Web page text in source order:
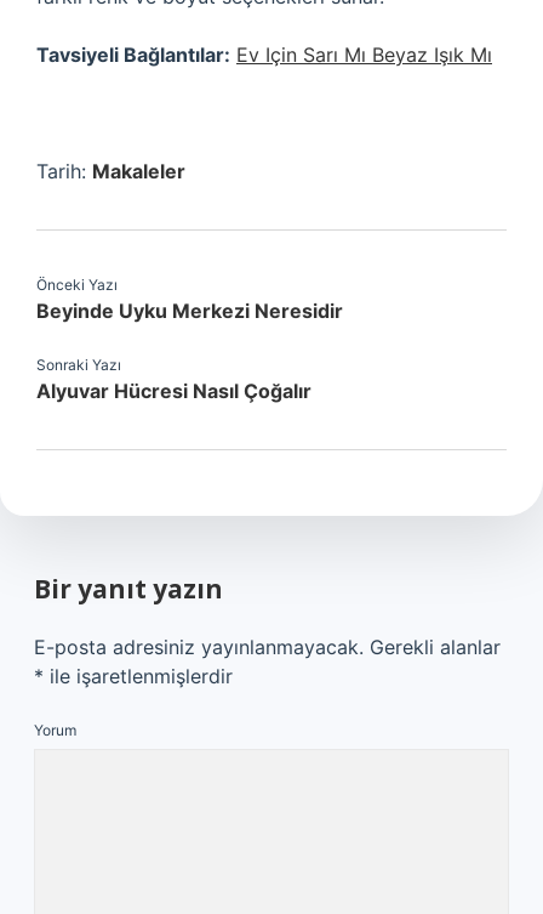
Tavsiyeli Bağlantılar: Ev Için Sarı Mı Beyaz Işık Mı
Tarih: Makaleler
Önceki Yazı
Beyinde Uyku Merkezi Neresidir
Sonraki Yazı
Alyuvar Hücresi Nasıl Çoğalır
Bir yanıt yazın
E-posta adresiniz yayınlanmayacak. Gerekli alanlar
* ile işaretlenmişlerdir
Yorum